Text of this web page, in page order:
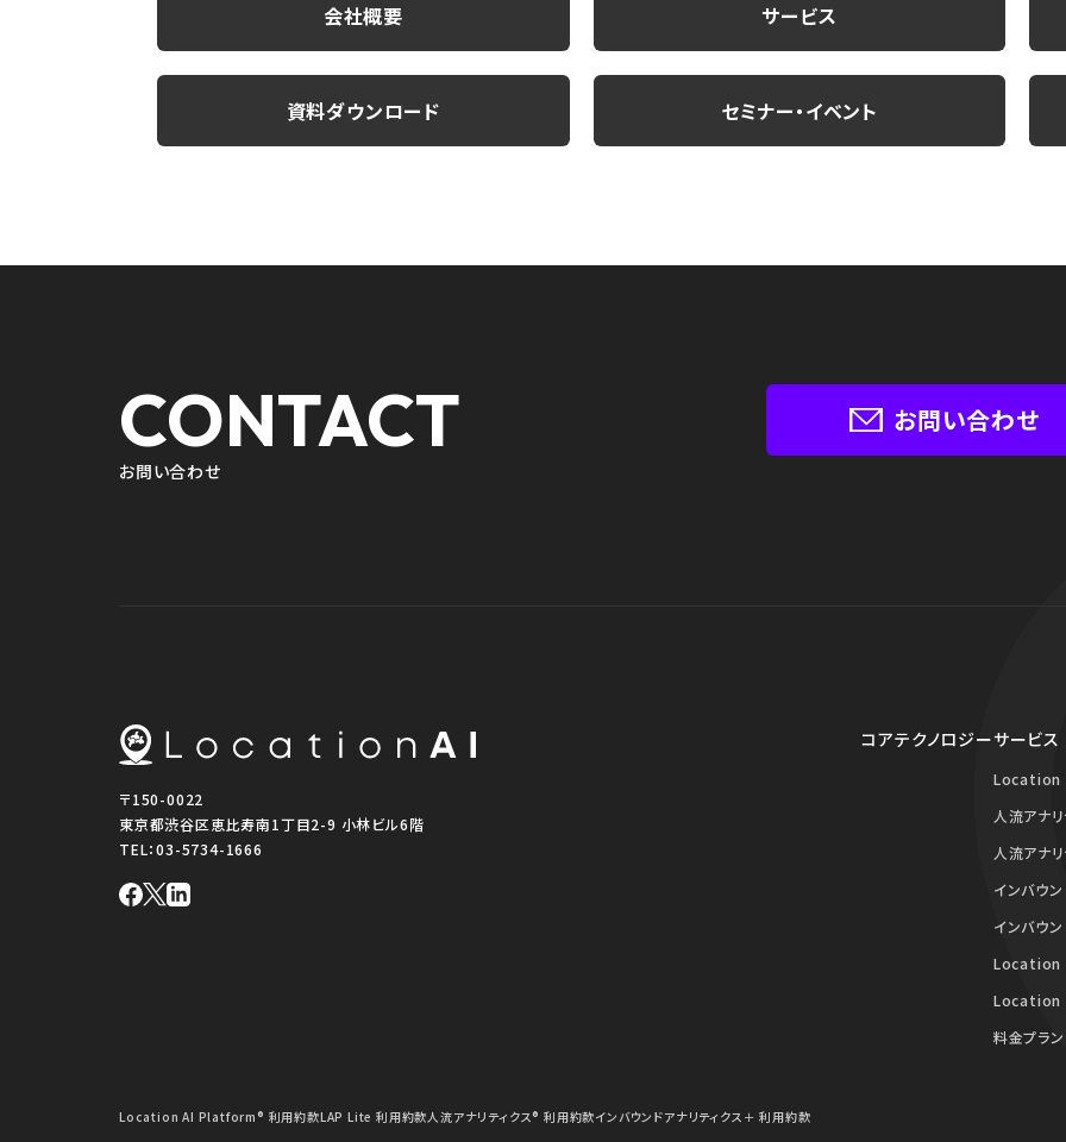
会社概要 サービス
資料ダウンロード セミナー・イベント
CONTACT
お問い合わせ
お問い合わせ
〒150-0022
東京都渋谷区恵比寿南1丁目2-9 小林ビル6階
TEL：03-5734-1666
コアテクノロジーサービス
Location
人流アナ
人流アナ
インバウ
インバウ
Location
Location
料金プラン
Location AI Platform® 利用約款LAP Lite 利用約款人流アナリティクス® 利用約款インバウンドアナリティクス＋ 利用約款